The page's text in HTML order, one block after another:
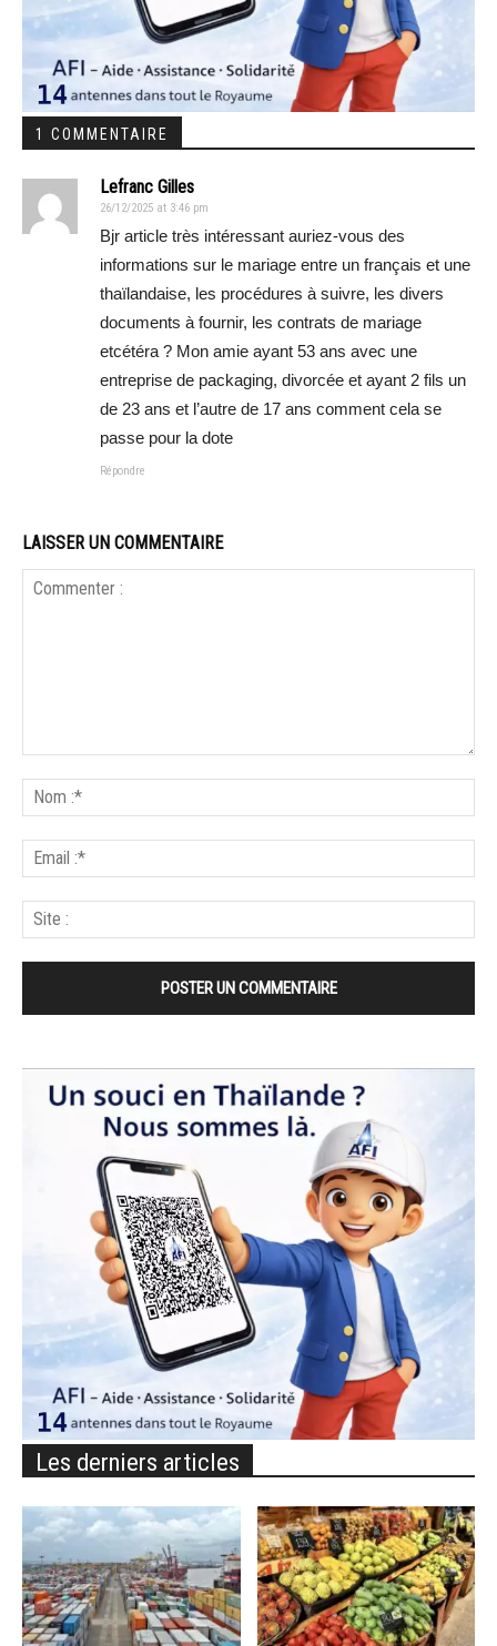
1 COMMENTAIRE
Lefranc Gilles
26/12/2025 at 3:46 pm
Bjr article très intéressant auriez-vous des
informations sur le mariage entre un français et une
thaïlandaise, les procédures à suivre, les divers
documents à fournir, les contrats de mariage
etcétéra ? Mon amie ayant 53 ans avec une
entreprise de packaging, divorcée et ayant 2 fils un
de 23 ans et l’autre de 17 ans comment cela se
passe pour la dote
Répondre
LAISSER UN COMMENTAIRE
Les derniers articles